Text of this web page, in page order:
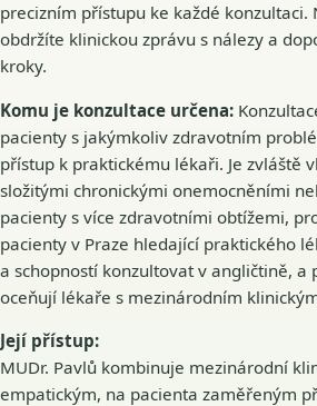
precizním přístupu ke každé konzultaci.
obdržíte klinickou zprávu s nálezy a
kroky.
Komu je konzultace určena:
pacienty s jakýmkoliv zdravotním
přístup k praktickému lékaři. Je zvláště
složitými chronickými onemocněními
pacienty s více zdravotními obtížemi,
pacienty v Praze hledající praktického
a schopností konzultovat v angličtině, a
oceňují lékaře s mezinárodním
Její přístup:
MUDr. Pavlů kombinuje mezinárodní
empatickým, na pacienta zaměřeným